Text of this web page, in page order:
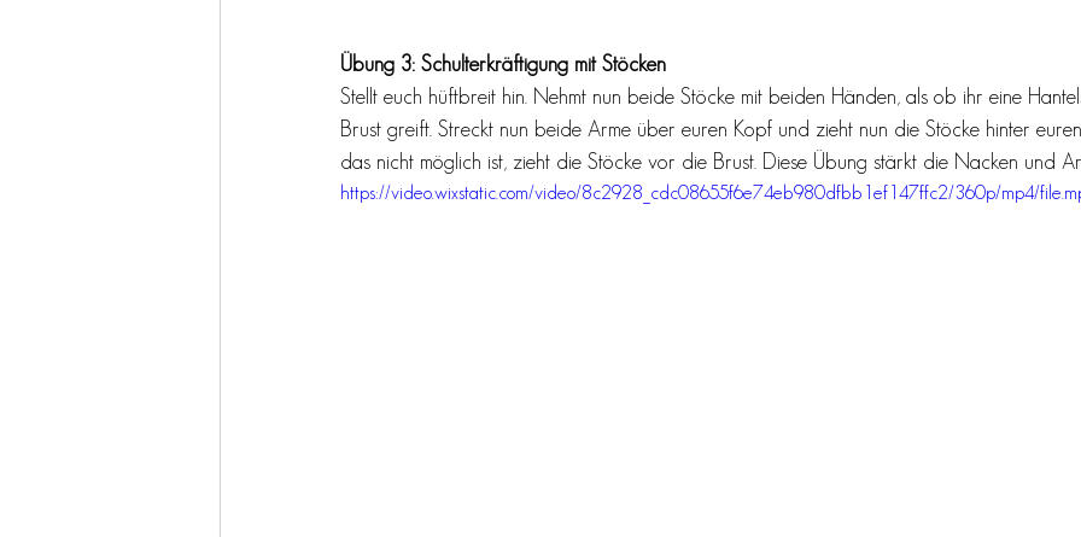
Übung 3: Schulterkräftigung mit Stöcken
Stellt euch hüftbreit hin. Nehmt nun beide Stöcke mit beiden Händen, als ob ihr eine
Brust greift. Streckt nun beide Arme über euren Kopf und zieht nun die Stöcke hinter
das nicht möglich ist, zieht die Stöcke vor die Brust. Diese Übung stärkt die Nacken und
https://video.wixstatic.com/video/8c2928_cdc08655f6e74eb980dfbb1ef147ffc2/360p/mp4/